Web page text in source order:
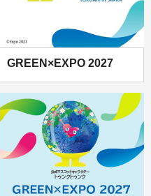
GREEN×EXPO 2027